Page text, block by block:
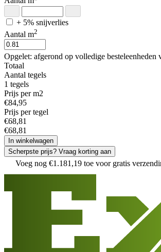
+ 5% snijverlies
Aantal m2
Opgelet: afgerond op volledige besteleenheden
Totaal
Aantal tegels
1 tegels
Prijs per m2
€84,95
Prijs per tegel
€68,81
€68,81
In winkelwagen
Scherpste prijs? Vraag korting aan
Voeg nog €1 .181 ,19 toe voor gratis